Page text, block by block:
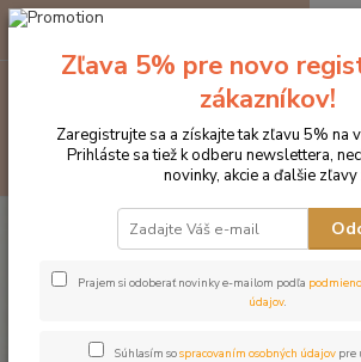
Značka oblečenia MONTAR ZĽAVY!
MONTAR bunda
Akcia
Zľava 5% pre novo
zákazníkov!
Zaregistrujte sa a získajte tak zľavu 5% na
Prihláste sa tiež k odberu newslettera,
novinky, akcie a ďalšie zľavy
Prajem si odoberať novinky e-mailom podľa
údajov.
Súhlasím sospracovaním osobných údajov pre